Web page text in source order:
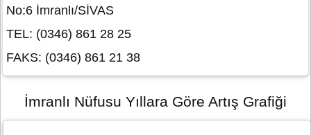
No:6 İmranlı/SİVAS
TEL: (0346) 861 28 25
FAKS: (0346) 861 21 38
İmranlı Nüfusu Yıllara Göre Artış Grafiği